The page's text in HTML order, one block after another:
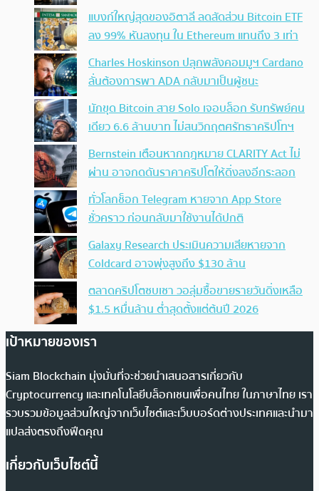
แบงก์ใหญ่สุดของอิตาลี ลดสัดส่วน Bitcoin ETF
ลง 99% หันลงทุน ใน Ethereum แทนถึง 3 เท่า
Charles Hoskinson ปลุกพลังคอมมูฯ Cardano
ลั่นต้องการพา ADA กลับมาเป็นผู้ชนะ
นักขุด Bitcoin สาย Solo เจอบล็อก รับทรัพย์คน
เดียว 6.6 ล้านบาท ไม่สนวิกฤตศรัทธาคริปโทฯ
Bernstein เตือนหากกฎหมาย CLARITY Act ไม่
ผ่าน อาจกดดันราคาคริปโตให้ดิ่งลงอีกระลอก
ทั่วโลกช็อก Telegram หายจาก App Store
ชั่วคราว ก่อนกลับมาใช้งานได้ปกติ
Galaxy Research ประเมินความเสียหายจาก
Coldcard อาจพุ่งสูงถึง $130 ล้าน
ตลาดคริปโตซบเซา วอลุ่มซื้อขายรายวันดิ่งเหลือ
$1.5 หมื่นล้าน ต่ำสุดตั้งแต่ต้นปี 2026
เป้าหมายของเรา
Siam Blockchain มุ่งมั่นที่จะช่วยนำเสนอสารเกี่ยวกับ
Cryptocurrency และเทคโนโลยีบล็อกเชนเพื่อคนไทย ในภาษาไทย เรา
รวบรวมข้อมูลส่วนใหญ่จากเว็บไซต์และเว็บบอร์ดต่างประเทศและนำมา
แปลส่งตรงถึงฟีดคุณ
เกี่ยวกับเว็บไซต์นี้